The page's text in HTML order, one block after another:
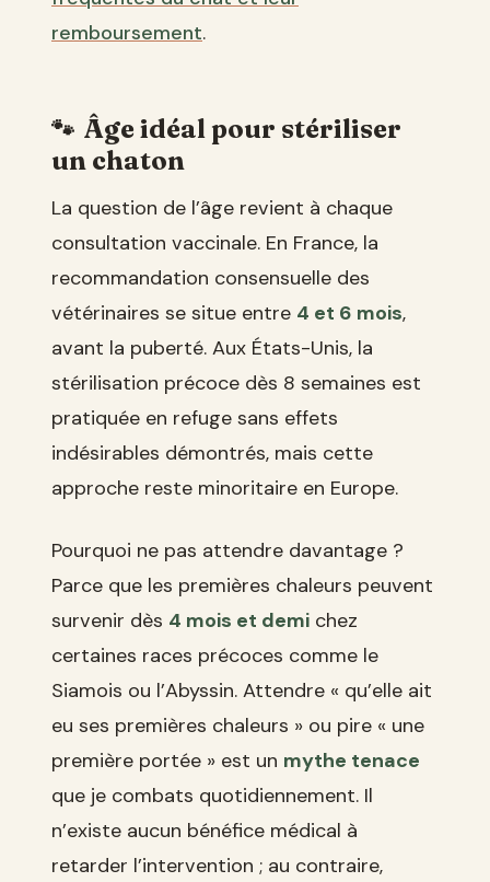
remboursement.
Âge idéal pour stériliser
un chaton
La question de l’âge revient à chaque
consultation vaccinale. En France, la
recommandation consensuelle des
vétérinaires se situe entre 4 et 6 mois,
avant la puberté. Aux États-Unis, la
stérilisation précoce dès 8 semaines est
pratiquée en refuge sans effets
indésirables démontrés, mais cette
approche reste minoritaire en Europe.
Pourquoi ne pas attendre davantage ?
Parce que les premières chaleurs peuvent
survenir dès 4 mois et demi chez
certaines races précoces comme le
Siamois ou l’Abyssin. Attendre « qu’elle ait
eu ses premières chaleurs » ou pire « une
première portée » est un mythe tenace
que je combats quotidiennement. Il
n’existe aucun bénéfice médical à
retarder l’intervention ; au contraire,